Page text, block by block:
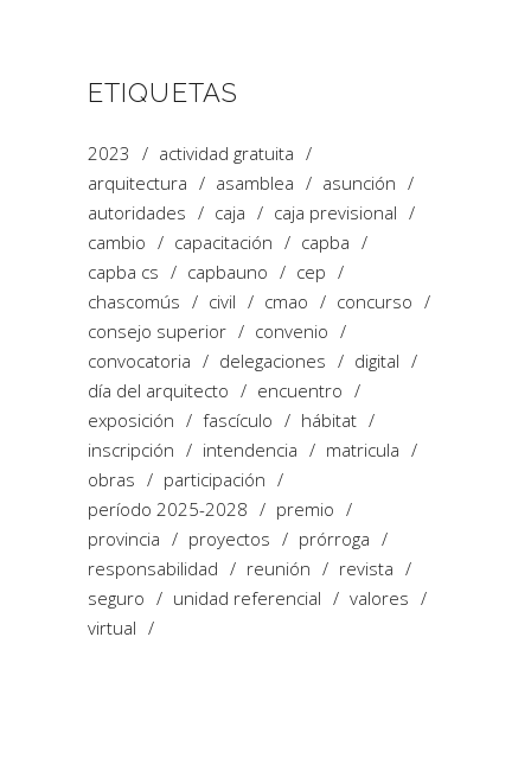
ETIQUETAS
2023
actividad gratuita
arquitectura
asamblea
asunción
autoridades
caja
caja previsional
cambio
capacitación
capba
capba cs
capbauno
cep
chascomús
civil cmao
concurso
consejo superior
convenio
convocatoria
delegaciones
digital
día del arquitecto
encuentro
exposición
fascículo
hábitat
inscripción
intendencia
matricula
obras
participación
período 2025-2028
premio
provincia
proyectos
prórroga
responsabilidad
reunión
revista
seguro
unidad referencial
valores
virtual